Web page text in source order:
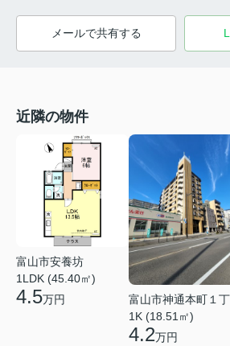
メールで共有する
近隣の物件
富山市安養坊
1LDK (45.40㎡)
4.5万円
富山市神通本町１丁
1K (18.51㎡)
4.2万円